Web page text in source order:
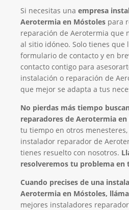
Si necesitas una empresa
Aerotermia en Móstoles para
reparación de Aerotermia que
al sitio idóneo. Solo tienes que
formulario de contacto y en
contacto contigo para
instalación o reparación de
que mejor se adapta a tus
No pierdas más tiempo
reparadores de Aerotermia en
tu tiempo en otros
instalador reparador de
tienes resuelto con nosotros.
resolveremos tu problema en
Cuando precises de una
Aerotermia en Móstoles,
mejores instaladores